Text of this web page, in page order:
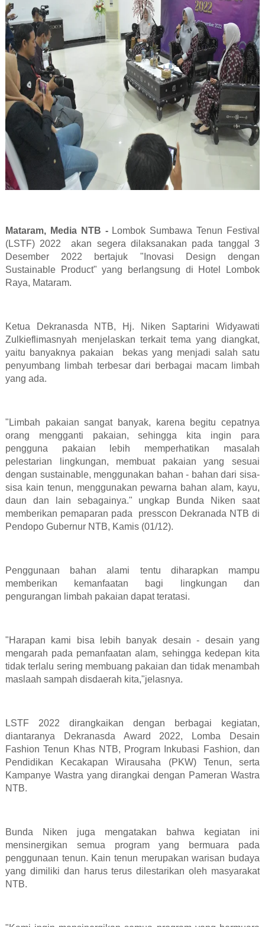
Mataram, Media NTB -Lombok Sumbawa Tenun Festival
(LSTF) 2022
akan segera dilaksanakan pada tanggal 3
Desember 2022 bertajuk "Inovasi Design dengan
Sustainable Product" yang berlangsung di Hotel Lombok
Raya, Mataram.
Ketua Dekranasda NTB, Hj. Niken Saptarini Widyawati
Zulkieflimasnyah menjelaskan terkait tema yang diangkat,
yaitu banyaknya pakaian
bekas yang menjadi salah satu
penyumbang limbah terbesar dari berbagai macam limbah
yang ada.
"Limbah pakaian sangat banyak, karena begitu cepatnya
orang mengganti pakaian, sehingga kita ingin para
pengguna pakaian lebih memperhatikan masalah
pelestarian lingkungan, membuat pakaian yang sesuai
dengan sustainable, menggunakan bahan - bahan dari sisa-
sisa kain tenun, menggunakan pewarna bahan alam, kayu,
daun dan lain sebagainya." ungkap Bunda Niken saat
memberikan pemaparan pada
presscon Dekranada NTB di
Pendopo Gubernur NTB, Kamis (01/12).
Penggunaan bahan alami tentu diharapkan mampu
memberikan kemanfaatan bagi lingkungan dan
pengurangan limbah pakaian dapat teratasi.
"Harapan kami bisa lebih banyak desain - desain yang
mengarah pada pemanfaatan alam, sehingga kedepan kita
tidak terlalu sering membuang pakaian dan tidak menambah
maslaah sampah disdaerah kita,"jelasnya.
LSTF 2022 dirangkaikan dengan berbagai kegiatan,
diantaranya Dekranasda Award 2022, Lomba Desain
Fashion Tenun Khas NTB, Program Inkubasi Fashion, dan
Pendidikan Kecakapan Wirausaha (PKW) Tenun, serta
Kampanye Wastra yang dirangkai dengan Pameran Wastra
NTB.
Bunda Niken juga mengatakan bahwa kegiatan ini
mensinergikan semua program yang bermuara pada
penggunaan tenun. Kain tenun merupakan warisan budaya
yang dimiliki dan harus terus dilestarikan oleh masyarakat
NTB.